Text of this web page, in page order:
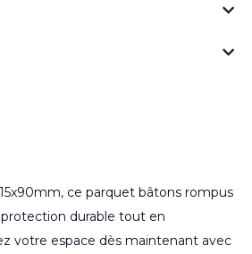
ce parquet bâtons rompus
durable tout en
votre espace dès maintenant avec